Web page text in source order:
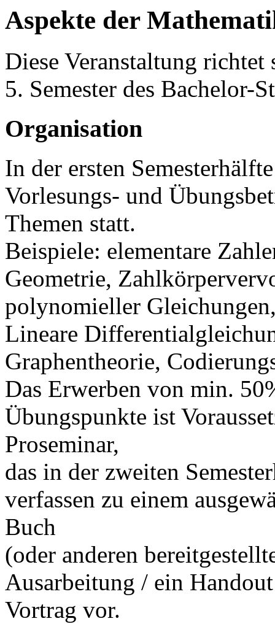
Aspekte der
Diese Veranstaltung
5. Semester des Bachelor-
Organisation
In der ersten
Vorlesungs- und
Themen statt.
Beispiele: elementare
Geometrie,
polynomieller
Lineare
Graphentheorie,
Das Erwerben von min.
Übungspunkte ist
Proseminar,
das in der zweiten
verfassen zu einem
Buch
(oder anderen
Ausarbeitung / ein
Vortrag vor.